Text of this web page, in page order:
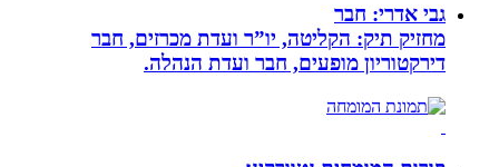
גבי אדרי: חבר
מחזיק תיק: הקליטה, יו”ר ועדת מכרזים, חבר
דירקטוריון מופעים, חבר ועדת הנהלה.